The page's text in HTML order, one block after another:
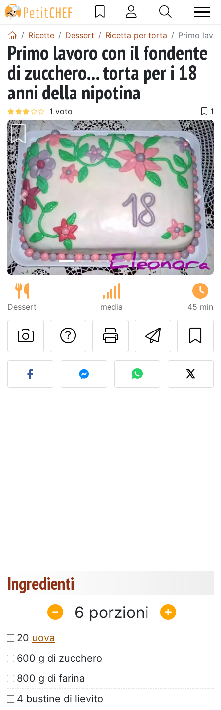
Ricette Dessert Ricetta per torta Primo
Primo lavoro con il fondente
di zucchero... torta per i 18
anni della nipotina
Precedente
Dessert media 45 min
Invia
Stampa la
Contatta l'autore
Pubblica la foto di
Ingredienti
6
20 uova
600 g di zucchero
800 g di farina
4 bustine di lievito